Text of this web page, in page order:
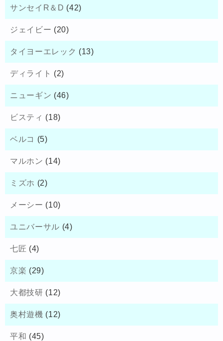
サンセイR＆D (42)
ジェイビー (20)
タイヨーエレック (13)
ディライト (2)
ニューギン (46)
ビスティ (18)
ベルコ (5)
マルホン (14)
ミズホ (2)
メーシー (10)
ユニバーサル (4)
七匠 (4)
京楽 (29)
大都技研 (12)
奥村遊機 (12)
平和 (45)